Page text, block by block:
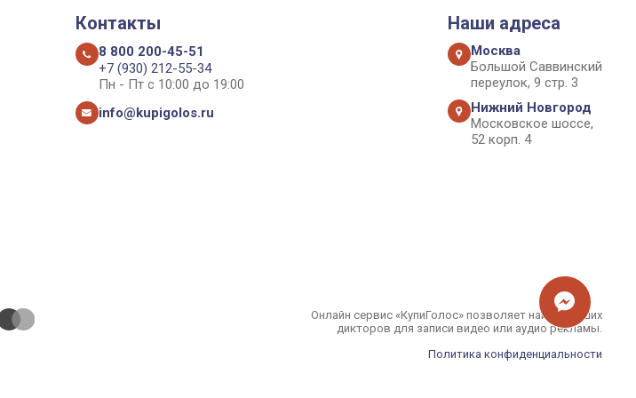
Контакты
8 800 200-45-51
+7 (930) 212-55-34
Пн - Пт с 10:00 до 19:00
info@kupigolos.ru
Наши адреса
Москва
Большой Саввинский
переулок, 9 стр. 3
Нижний Новгород
Московское шоссе,
52 корп. 4
Онлайн сервис «КупиГолос» позволяет найти лучших
дикторов для записи видео или аудио рекламы.
Политика конфиденциальности